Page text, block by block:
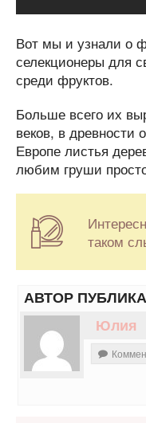
Вот мы и узнали о
селекционеры для
среди фруктов.
Больше всего их
веков, в древности
Европе листья
любим груши
таком
АВТОР
Юлия